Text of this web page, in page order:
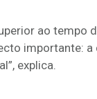
ao tempo
importante:
explica.